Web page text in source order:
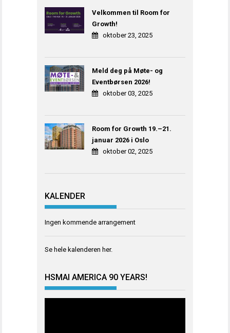
Velkommen til Room for
Growth!
oktober 23, 2025
Meld deg på Møte- og
Eventbørsen 2026!
oktober 03, 2025
Room for Growth 19.–21.
januar 2026 i Oslo
oktober 02, 2025
KALENDER
Ingen kommende arrangement
Se hele kalenderen her.
HSMAI AMERICA 90 YEARS!